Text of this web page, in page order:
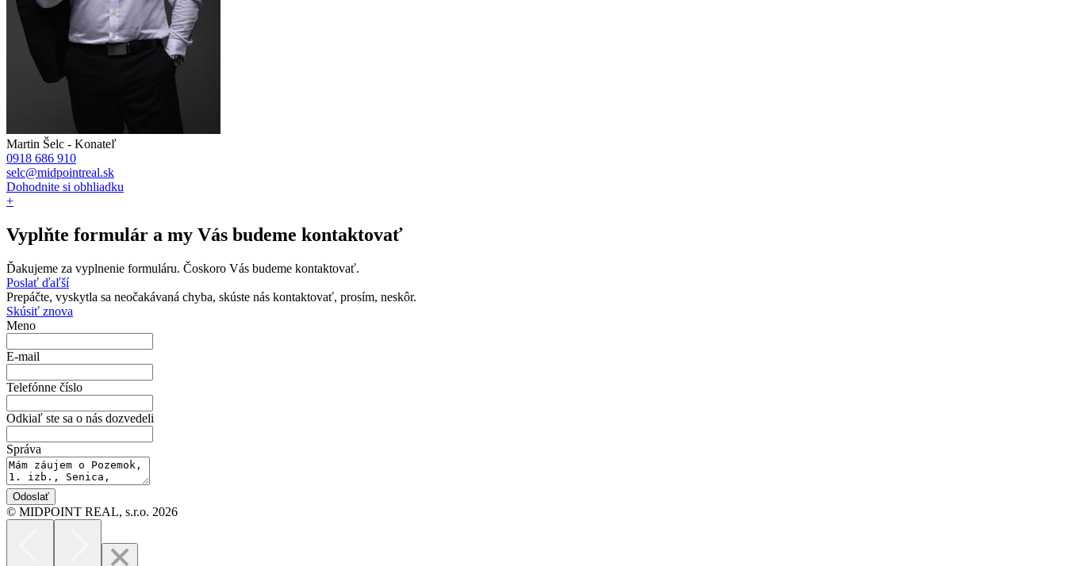
Martin Šelc - Konateľ
0918 686 910
selc@midpointreal.sk
Dohodnite si obhliadku
+
Vyplňte formulár a my Vás budeme kontaktovať
Ďakujeme za vyplnenie formuláru. Čoskoro Vás budeme kontaktovať.
Poslať ďaľší
Prepáčte, vyskytla sa neočakávaná chyba, skúste nás kontaktovať, prosím, neskôr.
Skúsiť znova
Meno
E-mail
Telefónne číslo
Odkiaľ ste sa o nás dozvedeli
Správa
Odoslať
© MIDPOINT REAL, s.r.o. 2026